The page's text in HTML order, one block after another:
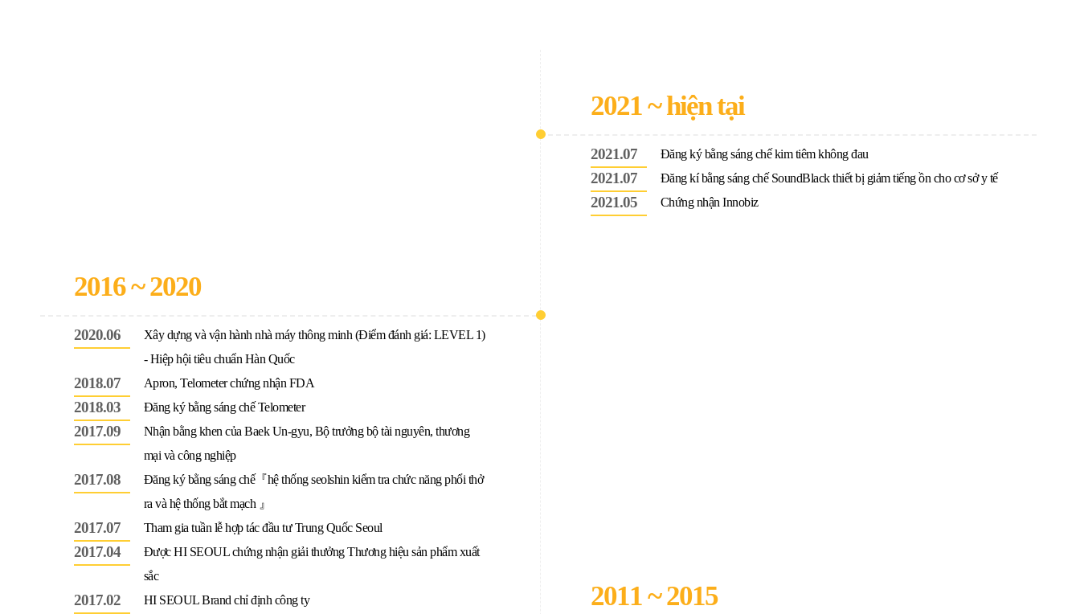
2021 ~ hiện tại
2021.07 Đăng ký bằng sáng chế kim tiêm không đau
2021.07 Đăng kí bằng sáng chế SoundBlack thiết bị giảm tiếng ồn cho cơ sở y tế
2021.05 Chứng nhận Innobiz
2016 ~ 2020
2020.06
Xây dựng và vận hành nhà máy thông minh (Điểm đánh giá: LEVEL 1)
- Hiệp hội tiêu chuẩn Hàn Quốc
2018.07 Apron, Telometer chứng nhận FDA
2018.03 Đăng ký bằng sáng chế Telometer
2017.09
Nhận bằng khen của Baek Un-gyu, Bộ trưởng bộ tài nguyên, thương
mại và công nghiệp
2017.08
Đăng ký bằng sáng chế『hệ thống seolshin kiểm tra chức năng phổi thở
ra và hệ thống bắt mạch 』
2017.07 Tham gia tuần lễ hợp tác đầu tư Trung Quốc Seoul
2017.04
Được HI SEOUL chứng nhận giải thưởng Thương hiệu sản phẩm xuất
sắc
2017.02 HI SEOUL Brand chỉ định công ty 2011 ~ 2015